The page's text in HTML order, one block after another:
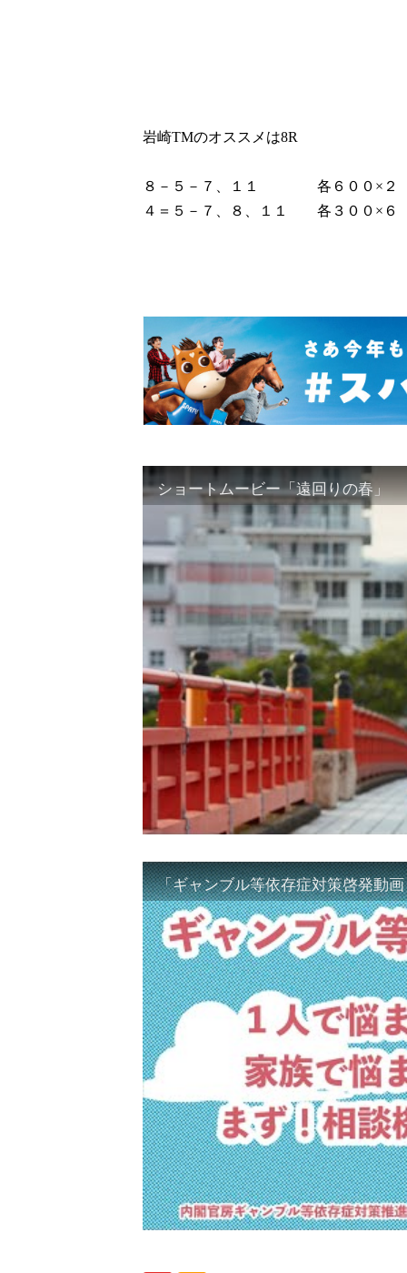
岩崎TMのオススメは8R
８－５－７、１１ 各６００×２
４＝５－７、８、１１ 各３００×６
ショートムービー「遠回りの春」